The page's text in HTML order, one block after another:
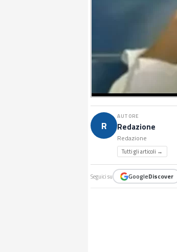
R
AUTORE
Redazione
Redazione
Tutti gli articoli →
Seguici su GoogleDiscover